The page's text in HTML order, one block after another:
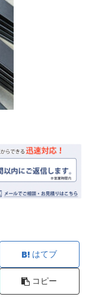
はてブ
コピー